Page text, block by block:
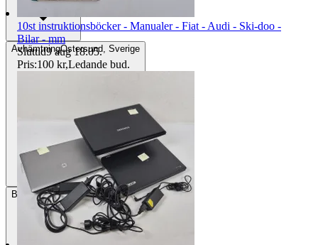
AvhämtningÖstersund, Sverige
BetalningVia Tradera
10st instruktionsböcker - Manualer - Fiat - Audi - Ski-doo -
Bilar - mm
Sluttid9 aug 18:05.
Pris:100 kr,Ledande bud.